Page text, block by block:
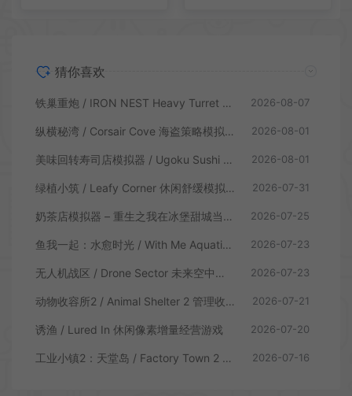
猜你喜欢
铁巢重炮 / IRON NEST Heavy Turret 柴油朋克重型火炮游戏 2026-08-07
纵横秘湾 / Corsair Cove 海盗策略模拟游戏 2026-08-01
美味回转寿司店模拟器 / Ugoku Sushi Bar 休闲治愈模拟游戏 2026-08-01
绿植小筑 / Leafy Corner 休闲舒缓模拟游戏 2026-07-31
奶茶店模拟器 – 重生之我在冰堡甜城当店长 / Boba Cafe Simulator 模拟经营游戏 2026-07-25
鱼我一起：水愈时光 / With Me Aquatic Time 休闲养鱼游戏 2026-07-23
无人机战区 / Drone Sector 未来空中炮艇游戏 2026-07-23
动物收容所2 / Animal Shelter 2 管理收容模拟游戏 2026-07-21
诱渔 / Lured In 休闲像素增量经营游戏 2026-07-20
工业小镇2：天堂岛 / Factory Town 2 Paradise 自动流水线模拟游戏 2026-07-16